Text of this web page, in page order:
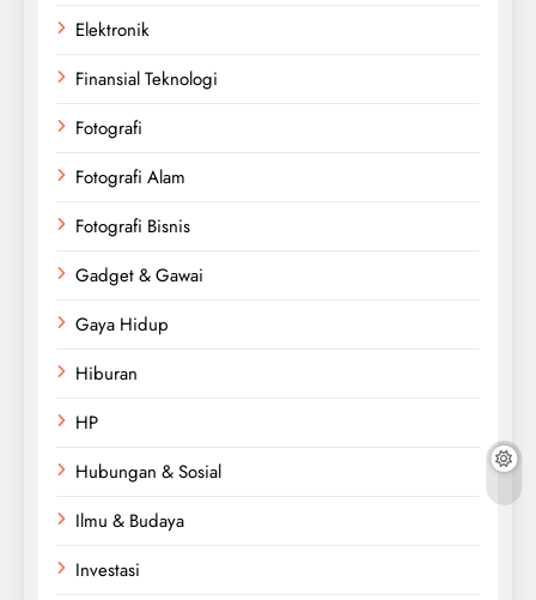
Elektronik
Finansial Teknologi
Fotografi
Fotografi Alam
Fotografi Bisnis
Gadget & Gawai
Gaya Hidup
Hiburan
HP
Hubungan & Sosial
Ilmu & Budaya
Investasi